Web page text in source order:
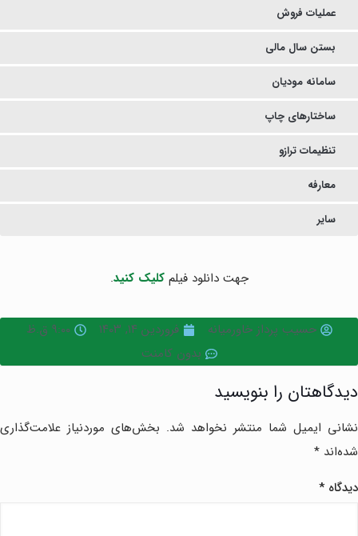
عملیات فروش
بستن سال مالی
سامانه مودیان
ساختارهای چاپ
تنظیمات ترازو
معارفه
سایر
جهت دانلود فیلمکلیک کنید.
حسیب پرداز خاورمیانه فروردین ۱۴, ۱۴۰۳
۹:۰۰ ق.ظ
بدون کامنت
دیدگاهتان را بنویسید
نشانی ایمیل شما منتشر نخواهد شد. بخش‌های موردنیاز علامت‌گذاری
شده‌اند *
دیدگاه*